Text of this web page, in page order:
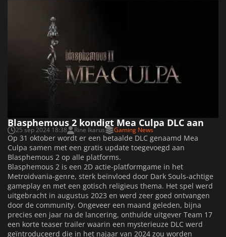
Blasphemous 2 kondigt Mea Culpa DLC aan
25 sep 2024 18:38 Rine Ikarus Gaming News
Op 31 oktober wordt er een betaalde DLC genaamd Mea
Culpa samen met een gratis update toegevoegd aan
Blasphemous 2 op alle platforms.
Blasphemous 2 is een 2D actie-platformgame in het
Metroidvania-genre, sterk beïnvloed door Dark Souls-achtige
gameplay en met een gotisch religieus thema. Het spel werd
uitgebracht in augustus 2023 en werd zeer goed ontvangen
door de community. Ongeveer een maand geleden, bijna
precies een jaar na de lancering, onthulde uitgever Team 17
een korte teaser trailer waarin een mysterieuze DLC werd
geïntroduceerd die in het najaar van 2024 zou worden